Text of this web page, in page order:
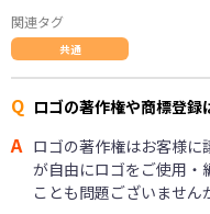
関連タグ
共通
Q ロゴの著作権や商標登録
A ロゴの著作権はお客様
が自由にロゴをご使用・
ことも問題ございませ